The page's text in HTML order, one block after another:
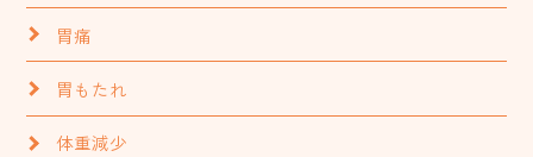
胃痛
胃もたれ
体重減少